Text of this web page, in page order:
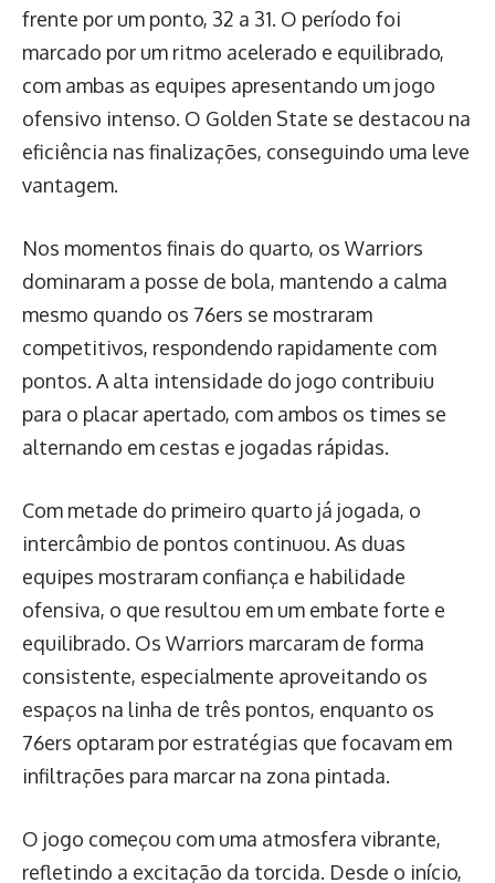
frente por um ponto, 32 a 31. O período foi
marcado por um ritmo acelerado e equilibrado,
com ambas as equipes apresentando um jogo
ofensivo intenso. O Golden State se destacou na
eficiência nas finalizações, conseguindo uma leve
vantagem.
Nos momentos finais do quarto, os Warriors
dominaram a posse de bola, mantendo a calma
mesmo quando os 76ers se mostraram
competitivos, respondendo rapidamente com
pontos. A alta intensidade do jogo contribuiu
para o placar apertado, com ambos os times se
alternando em cestas e jogadas rápidas.
Com metade do primeiro quarto já jogada, o
intercâmbio de pontos continuou. As duas
equipes mostraram confiança e habilidade
ofensiva, o que resultou em um embate forte e
equilibrado. Os Warriors marcaram de forma
consistente, especialmente aproveitando os
espaços na linha de três pontos, enquanto os
76ers optaram por estratégias que focavam em
infiltrações para marcar na zona pintada.
O jogo começou com uma atmosfera vibrante,
refletindo a excitação da torcida. Desde o início,